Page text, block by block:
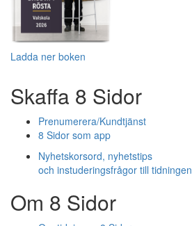
Ladda ner boken
Skaffa 8 Sidor
Prenumerera/Kundtjänst
8 Sidor som app
Nyhetskorsord, nyhetstips
och instuderingsfrågor till tidningen
Om 8 Sidor